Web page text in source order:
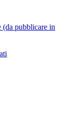
(da pubblicare in